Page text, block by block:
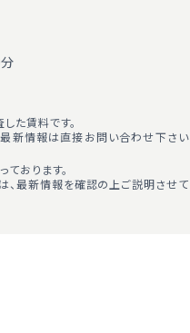
た賃料です。
最新情報は直接お問い合わせ下さい
おります。
、最新情報を確認の上ご説明させて